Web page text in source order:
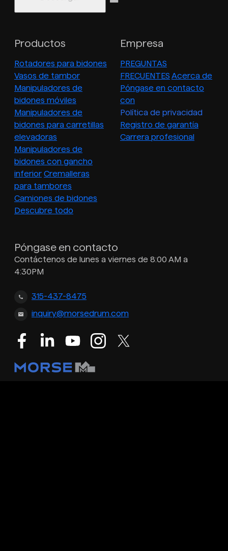
Productos
Rotadores para bidones
Vasos de tambor
Manipuladores de
bidones móviles
Manipuladores de
bidones para carretillas
elevadoras
Manipuladores de
bidones con gancho
inferior Cremalleras
para tambores
Camiones de bidones
Descubre todo
Empresa
PREGUNTAS
FRECUENTES Acerca de
Póngase en contacto
con
Política de privacidad
Registro de garantía
Carrera profesional
Póngase en contacto
Contáctenos de lunes a viernes de 8:00 AM a
4:30PM
315-437-8475
inquiry@morsedrum.com